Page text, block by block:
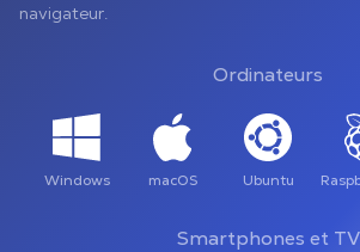
navigateur.
Ordinateurs
Windows macOS Ubuntu
Smartphones et TV